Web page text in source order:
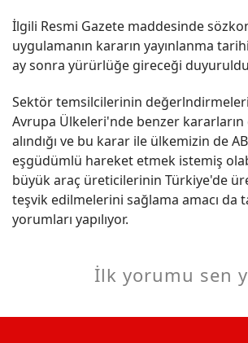
İlgili Resmi Gazete maddesinde
uygulamanın kararın yayınlanma
ay sonra yürürlüğe gireceği
Sektör temsilcilerinin
Avrupa Ülkeleri'nde benzer kararların
alındığı ve bu karar ile ülkemizin de
eşgüdümlü hareket etmek istemiş
büyük araç üreticilerinin Türkiye'de
teşvik edilmelerini sağlama amacı da
yorumları yapılıyor.
İlk yorumu sen